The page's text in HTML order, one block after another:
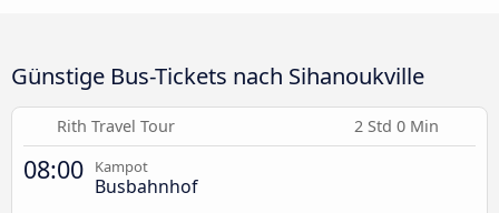
Günstige Bus-Tickets nach Sihanoukville
Rith Travel Tour 2 Std 0 Min
08:00 Kampot
Busbahnhof